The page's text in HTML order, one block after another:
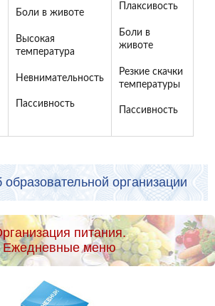
Боли в животе
Высокая
температура
Невнимательность
Пассивность
Плаксивость
Боли в
животе
Резкие скачки
температуры
Пассивность
организации
питания.
Ежедневные меню